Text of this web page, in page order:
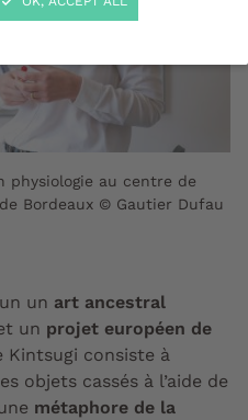
physiologie au centre de
Bordeaux © Gautier Dufau
un art ancestral
un projet européen de
Kintsugi consiste à
objets cassés à l’aide de
métaphore de la